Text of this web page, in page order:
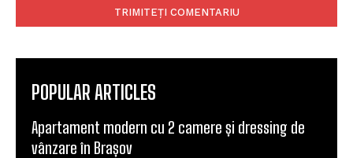
POPULAR ARTICLES
Apartament modern cu 2 camere și dressing de
vânzare în Brașov